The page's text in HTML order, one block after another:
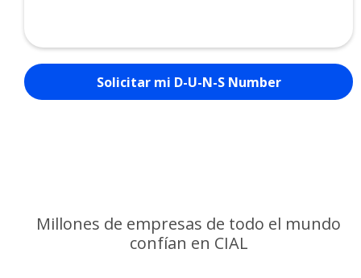
Solicitar mi D-U-N-S Number
Millones de empresas de todo el mundo
confían en CIAL